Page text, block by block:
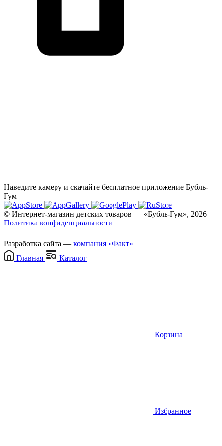
Наведите камеру и скачайте бесплатное приложение Бубль-
Гум
© Интернет-магазин детских товаров — «Бубль-Гум», 2026
Политика конфиденциальности
Разработка сайта — компания «Факт»
Главная
Каталог
Корзина
Избранное